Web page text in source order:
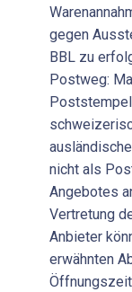
gegen
BBL zu
Postweg:
nicht als
Angebotes
Vertretung
Anbieter
erwähnten